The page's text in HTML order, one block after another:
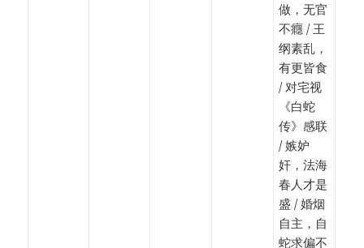
做，无官
不癮 / 王
纲素乱，
有更皆食
/ 对宅视
《白蛇
传》感联
/ 嫉妒
奸，法海
春人才是
盛 / 婚烟
自主，自
蛇求偏不